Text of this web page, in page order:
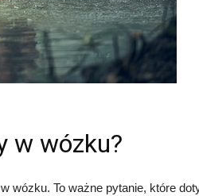
w wózku?
wózku. To ważne pytanie, które